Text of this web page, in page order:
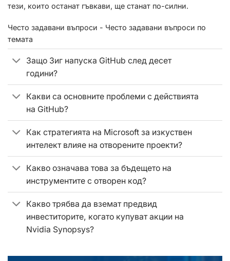
тези, които останат гъвкави, ще станат по-силни.
Често задавани въпроси - Често задавани въпроси по
темата
Защо Зиг напуска GitHub след десет
години?
Какви са основните проблеми с действията
на GitHub?
Как стратегията на Microsoft за изкуствен
интелект влияе на отворените проекти?
Какво означава това за бъдещето на
инструментите с отворен код?
Какво трябва да вземат предвид
инвеститорите, когато купуват акции на
Nvidia Synopsys?